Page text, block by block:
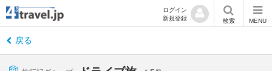
ログイン
新規登録
検索 MENU
戻る